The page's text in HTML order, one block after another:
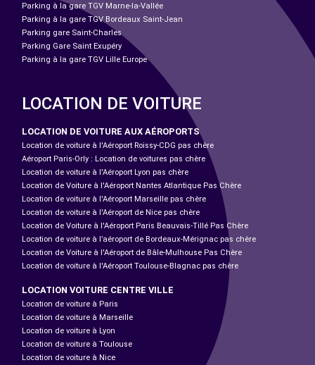
Parking à la gare TGV Marne-la-Vallée
Parking à la gare TGV Bordeaux Saint-Jean
Parking gare Saint-Charles
Parking Gare Saint Exupéry
Parking à la gare TGV Lille Europe
LOCATION DE VOITURE
LOCATION DE VOITURE AUX AÉROPORTS
Location de voiture à l'Aéroport Roissy-CDG pas chère
Aéroport Paris-Orly : Location de voitures pas chère
Location de voiture à l'Aéroport Lyon pas chère
Location de Voiture à l'Aéroport Nantes Atlantique Pas Chère
Location de voiture à l'Aéroport Marseille pas chère
Location de voiture à l'Aéroport de Nice pas chère
Location de Voiture à l'Aéroport Paris Beauvais-Tillé Pas Chère
Location de voiture à l’aéroport de Bordeaux-Mérignac pas chère
Location de Voiture à l'Aéroport de Bâle-Mulhouse Pas Chère
Location de voiture à l'Aéroport Toulouse-Blagnac pas chère
LOCATION VOITURE CENTRE VILLE
Location de voiture à Paris
Location de voiture à Marseille
Location de voiture à Lyon
Location de voiture à Toulouse
Location de voiture à Nice